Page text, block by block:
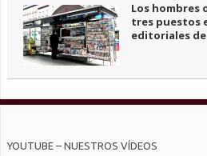
Los hombres
tres puestos
editoriales
YOUTUBE – NUESTROS VÍDEOS